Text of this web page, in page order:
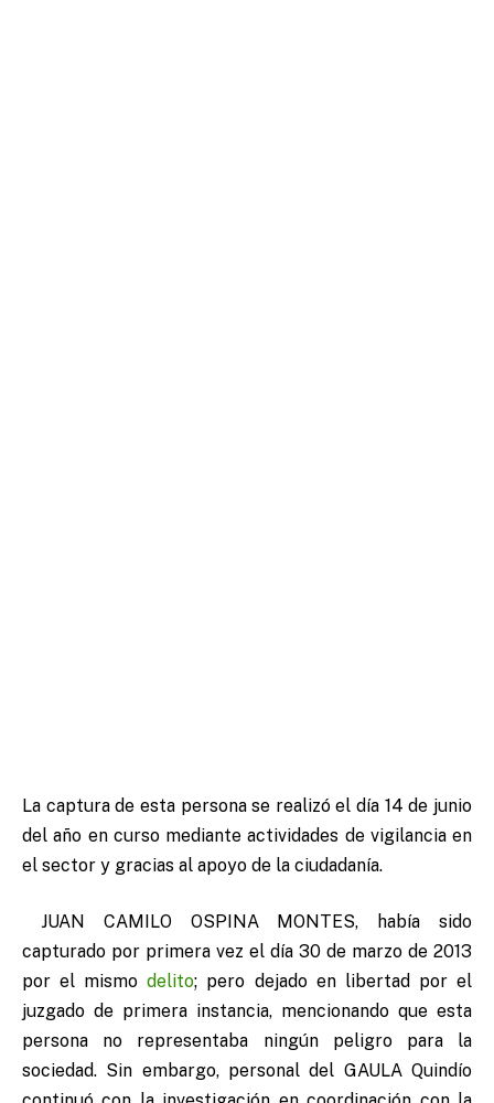
La captura de esta persona se realizó el día 14 de junio
del año en curso mediante actividades de vigilancia en
el sector y gracias al apoyo de la ciudadanía.
JUAN CAMILO OSPINA MONTES, había sido
capturado por primera vez el día 30 de marzo de 2013
por el mismodelito; pero dejado en libertad por el
juzgado de primera instancia, mencionando que esta
persona no representaba ningún peligro para la
sociedad. Sin embargo, personal del GAULA Quindío